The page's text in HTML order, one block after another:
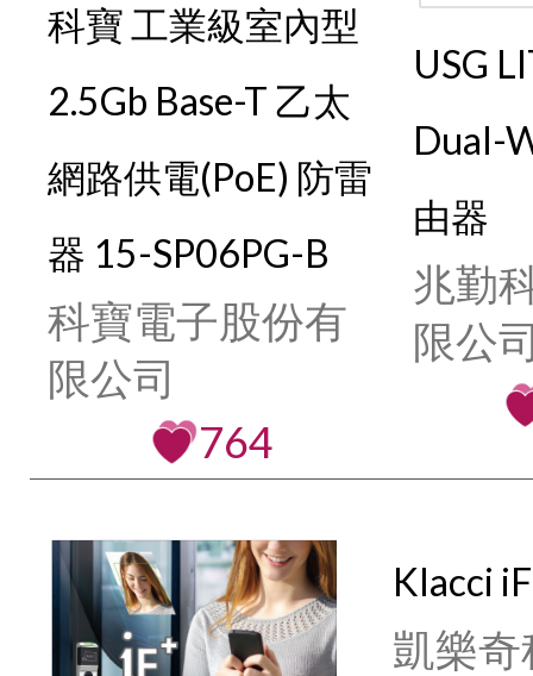
科寶 工業級室內型
2.5Gb Base-T 乙太
網路供電(PoE) 防雷
器 15-SP06PG-B
科寶電子股份有
限公司
764
USG
Dual-
由器
兆勤
限公
Klacci
凱樂